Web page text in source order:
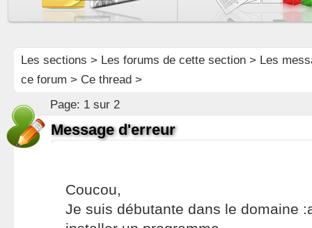
Les sections > Les forums de cette section> Les
ce forum > Ce thread >
Page: 1 sur 2
Message d'erreur
Coucou,
Je suis débutante dans le domaine